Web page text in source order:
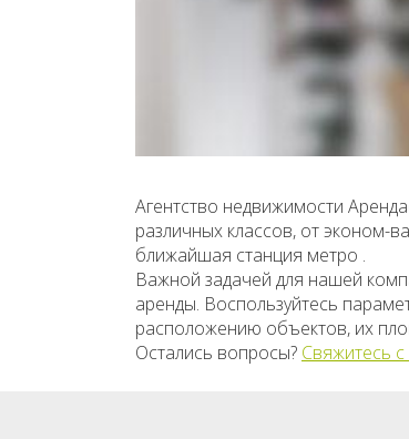
Агентство недвижимости
различных классов, от эконом-
ближайшая станция метро .
Важной задачей для нашей
аренды. Воспользуйтесь
расположению объектов, их
Остались вопросы? Свяжитесь